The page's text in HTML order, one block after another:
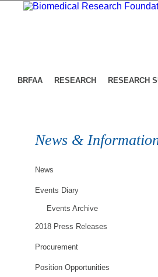
BRFAA RESEARCH RESEARCH
News &
News
Events Diary
Events Archive
2018 Press Releases
Procurement
Position Opportunities